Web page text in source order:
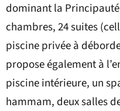
dominant la
chambres, 24 suites
piscine privée à
propose également à
piscine intérieure, un
hammam, deux salles